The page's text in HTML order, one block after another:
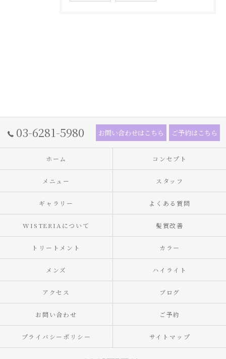
03-6281-5980 お問い合わせはこちら ご予約はこちら
ホーム コンセプト
メニュー スタッフ
ギャラリー よくある質問
WISTERIAについて 髪質改善
トリートメント カラー
メンズ ハイライト
アクセス ブログ
お問い合わせ ご予約
プライバシーポリシー サイトマップ